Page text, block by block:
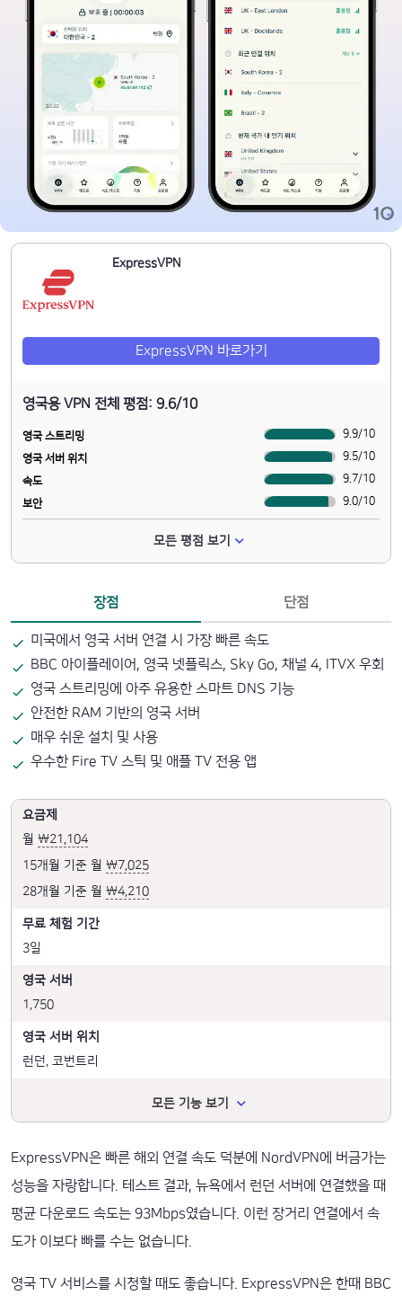
ExpressVPN
ExpressVPN 바로가기
영국용 VPN 전체 평점: 9.6/10
영국 스트리밍 9.9/10
영국 서버 위치 9.5/10
속도 9.7/10
보안 9.0/10
모든 평점 보기
장점
미국에서 영국 서버 연결 시 가장 빠른 속도
BBC 아이플레이어, 영국 넷플릭스, Sky Go, 채널 4, ITVX 우회
영국 스트리밍에 아주 유용한 스마트 DNS 기능
안전한 RAM 기반의 영국 서버
매우 쉬운 설치 및 사용
우수한 Fire TV 스틱 및 애플 TV 전용 앱
단점
요금제
월 ₩21,104
15개월 기준 월 ₩7,025
28개월 기준 월 ₩4,210
무료 체험 기간
3일
영국 서버
1,750
영국 서버 위치
런던, 코번트리
모든 기능 보기
ExpressVPN은 빠른 해외 연결 속도 덕분에 NordVPN에 버금가는
성능을 자랑합니다. 테스트 결과, 뉴욕에서 런던 서버에 연결했을 때
평균 다운로드 속도는 93Mbps였습니다. 이런 장거리 연결에서 속
도가 이보다 빠를 수는 없습니다.
영국 TV 서비스를 시청할 때도 좋습니다. ExpressVPN은 한때 BBC